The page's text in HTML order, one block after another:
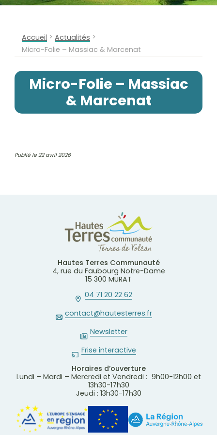
Accueil > Actualités >
Micro-Folie – Massiac & Marcenat
Micro-Folie – Massiac
& Marcenat
Publié le 22 avril 2026
Hautes Terres Communauté
4, rue du Faubourg Notre-Dame
15 300 MURAT
04 71 20 22 62
contact@hautesterres.fr
Newsletter
Frise interactive
Horaires d’ouverture
Lundi – Mardi – Mercredi et Vendredi : 9h00-12h00 et
13h30-17h30
Jeudi : 13h30-17h30